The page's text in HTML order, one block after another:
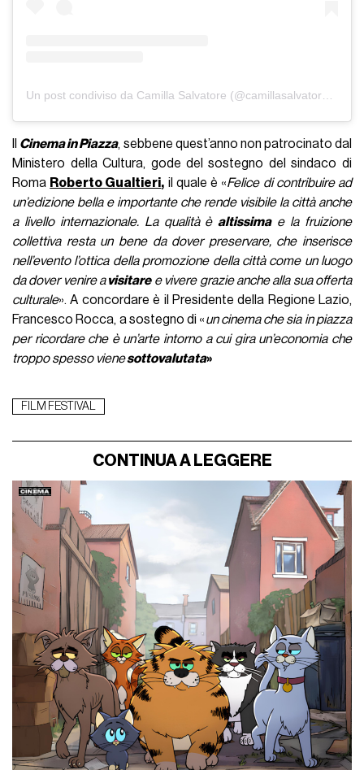
Un post condiviso da Camilla Salvatore (@camillasalvatore__)
Cinema in Piazza, sebbene quest’anno non patrocinato dal
Ministero della Cultura, gode del sostegno del sindaco di
Roma Roberto Gualtieri, il quale è «Felice di contribuire ad
un’edizione bella e importante che rende visibile la città anche
a livello internazionale. La qualità èaltissimae la fruizione
collettiva resta un bene da dover preservare, che inserisce
nell’evento l’ottica della promozione della città come un luogo
da dover venire avisitaree vivere grazie anche alla sua offerta
culturale». A concordare è il Presidente della Regione Lazio,
Francesco Rocca, a sostegno di «un cinema che sia in piazza
per ricordare che è un’arte intorno a cui gira un’economia che
troppo spesso vienesottovalutata»
FILM FESTIVAL
CONTINUA A LEGGERE